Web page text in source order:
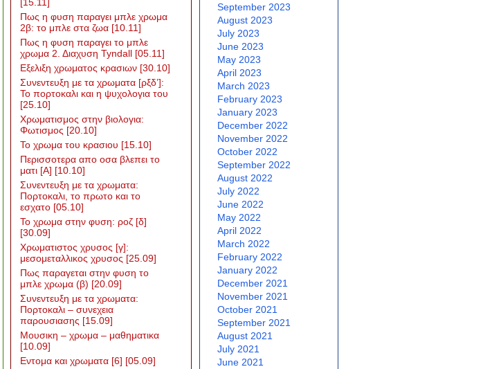
Πως η φυση παραγει μπλε χρωμα
2β: το μπλε στα ζωα [10.11]
Πως η φυση παραγει το μπλε
χρωμα 2. Διαχυση Tyndall [05.11]
Εξελιξη χρωματος κρασιων [30.10]
Συνεντευξη με τα χρωματα [ρξδ’]:
Το πορτοκαλι και η ψυχολογια του
[25.10]
Χρωματισμος στην βιολογια:
Φωτισμος [20.10]
Το χρωμα του κρασιου [15.10]
Περισσοτερα απο οσα βλεπει το
ματι [Α] [10.10]
Συνεντευξη με τα χρωματα:
Πορτοκαλι, το πρωτο και το
εσχατο [05.10]
Το χρωμα στην φυση: ροζ [δ]
[30.09]
Χρωματιστος χρυσος [γ]:
μεσομεταλλικος χρυσος [25.09]
Πως παραγεται στην φυση το
μπλε χρωμα (β) [20.09]
Συνεντευξη με τα χρωματα:
Πορτοκαλι – συνεχεια
παρουσιασης [15.09]
Μουσικη – χρωμα – μαθηματικα
[10.09]
Εντομα και χρωματα [6] [05.09]
September 2023
August 2023
July 2023
June 2023
May 2023
April 2023
March 2023
February 2023
January 2023
December 2022
November 2022
October 2022
September 2022
August 2022
July 2022
June 2022
May 2022
April 2022
March 2022
February 2022
January 2022
December 2021
November 2021
October 2021
September 2021
August 2021
July 2021
June 2021